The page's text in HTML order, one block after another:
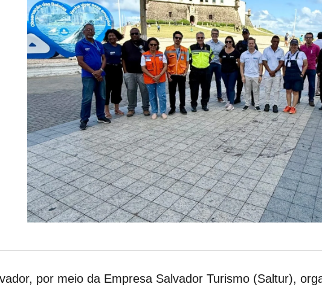
por meio da Empresa Salvador Turismo (Saltur),